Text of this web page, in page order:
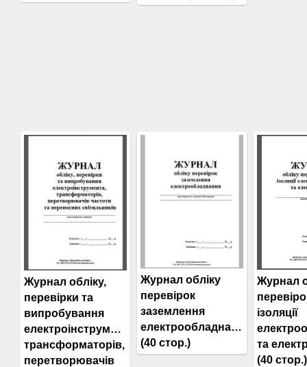
Журнал обліку,
перевірки та
випробування
електроінструменту,
трансформаторів,
перетворювачів
Журнал обліку
перевірок
заземлення
електрообладнання
(40 стор.)
Журнал
ізоляції
та
(40 стор.)